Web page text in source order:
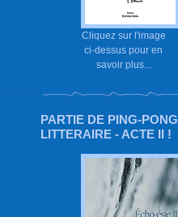
Cliquez sur l'image
ci-dessus pour en
savoir plus...
PARTIE DE PING-PONG
LITTERAIRE - ACTE II !